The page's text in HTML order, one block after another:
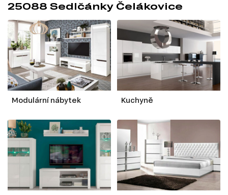
25088 Sedlčánky Čelákovice
Modulární nábytek Kuchyně